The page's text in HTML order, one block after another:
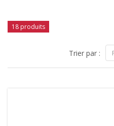
18 produits
Trier par :